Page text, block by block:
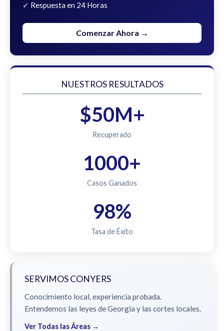
✓ Respuesta en 24 Horas
Comenzar Ahora →
NUESTROS RESULTADOS
$50M+
Recuperado
1000+
Casos Ganados
98%
Tasa de Éxito
SERVIMOS CONYERS
Conocimiento local, experiencia probada.
Entendemos las leyes de Georgia y las cortes locales.
Ver Todas las Áreas →